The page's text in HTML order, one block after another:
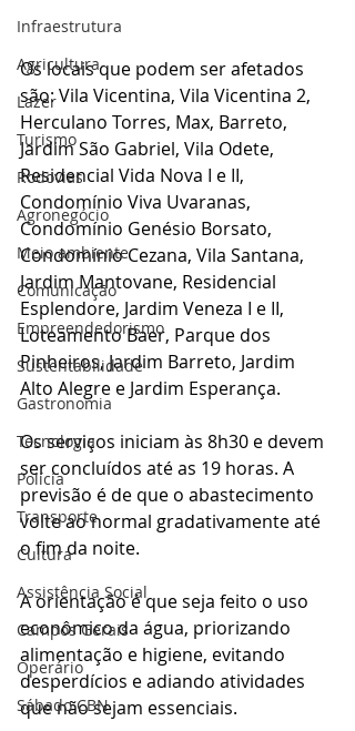
Infraestrutura
Agricultura
Lazer
Turismo
Rodovias
Agronegócio
Meio ambiente
Comunicação
Empreendedorismo
Sustentabilidade
Gastronomia
Tecnologia
Polícia
Transporte
Cultura
Assistência Social
Campos Gerais
Operário
Sábado CBN
Os locais que podem ser afetados
são: Vila Vicentina, Vila Vicentina 2,
Herculano Torres, Max, Barreto,
Jardim São Gabriel, Vila Odete,
Residencial Vida Nova I e II,
Condomínio Viva Uvaranas,
Condomínio Genésio Borsato,
Condomínio Cezana, Vila Santana,
Jardim Mantovane, Residencial
Esplendore, Jardim Veneza I e II,
Loteamento Baer, Parque dos
Pinheiros, Jardim Barreto, Jardim
Alto Alegre e Jardim Esperança.
Os serviços iniciam às 8h30 e devem
ser concluídos até as 19 horas. A
previsão é de que o abastecimento
volte ao normal gradativamente até
o fim da noite.
A orientação é que seja feito o uso
econômico da água, priorizando
alimentação e higiene, evitando
desperdícios e adiando atividades
que não sejam essenciais.